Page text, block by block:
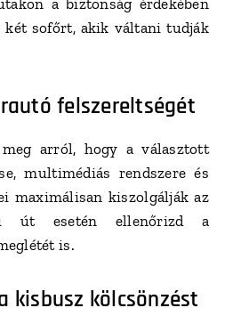
a biztonság érdekében
két sofőrt, akik váltani tudják
felszereltségét
arról, hogy a választott
multimédiás rendszere és
maximálisan kiszolgálják az
út esetén ellenőrizd a
is.
kisbusz kölcsönzést